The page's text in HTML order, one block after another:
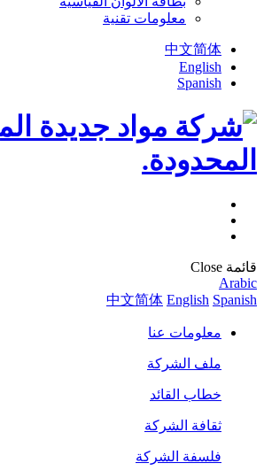
معلومات تقنية
中文简体
English
Spanish
قائمة Close
Arabic
中文简体 English Spanish
معلومات عنا
ملف الشركة
خطاب القائد
ثقافة الشركة
فلسفة الشركة